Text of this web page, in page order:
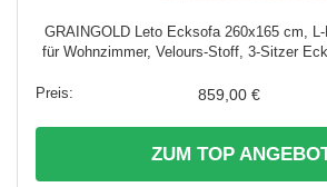
GRAINGOLD Leto Ecksofa 260x165 cm,
für Wohnzimmer, Velours-Stoff, 3-Sitzer
859,00 €
ZUM TOP